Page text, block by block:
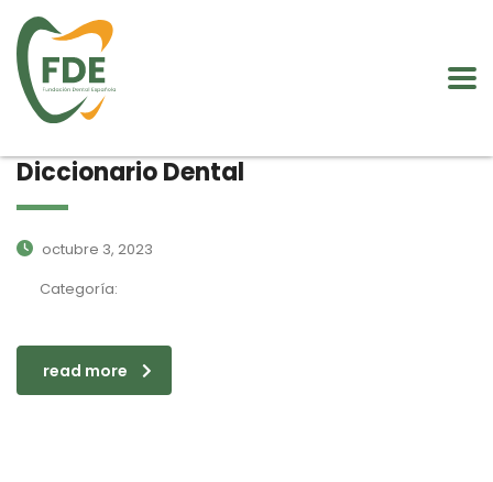
Diccionario Dental
octubre 3, 2023
Categoría:
read more